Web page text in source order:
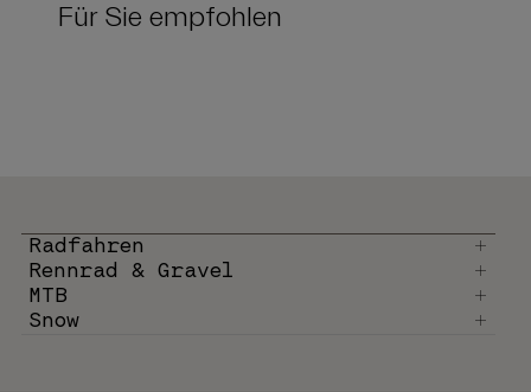
Für Sie empfohlen
Radfahren
Rennrad & Gravel
MTB
Snow